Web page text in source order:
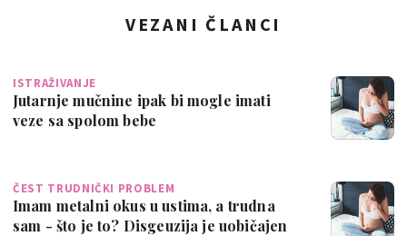
VEZANI ČLANCI
ISTRAŽIVANJE
Jutarnje mučnine ipak bi mogle imati
veze sa spolom bebe
ČEST TRUDNIČKI PROBLEM
Imam metalni okus u ustima, a trudna
sam - što je to? Disgeuzija je uobičajen